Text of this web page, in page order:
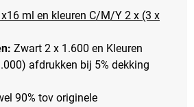
ml en kleuren C/M/Y 2 x (3 x
Zwart 2 x 1.600 en Kleuren
afdrukken bij 5% dekking
90% tov originele